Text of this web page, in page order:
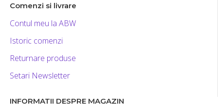
Comenzi si livrare
Contul meu la ABW
Istoric comenzi
Returnare produse
Setari Newsletter
INFORMATII DESPRE MAGAZIN